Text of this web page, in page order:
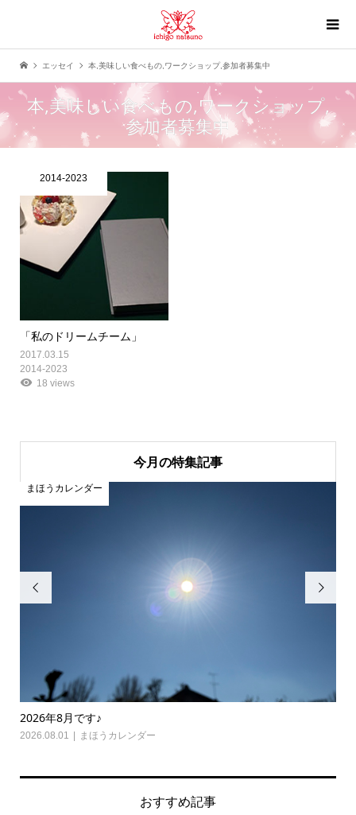
エッセイ 本,美味しい食べもの,ワークショップ,参加者募集中
本,美味しい食べもの,ワークショップ,
参加者募集中
2014-2023
「私のドリームチーム」
2017.03.15
2014-2023
18 views
今月の特集記事

2026年8月です♪
2026.08.01 まほうカレンダー
まほうカレンダー

おすすめ記事